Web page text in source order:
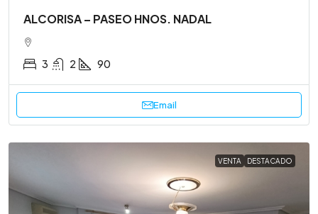
ALCORISA – PASEO HNOS. NADAL
3 2 90
Email
VENTA DESTACADO